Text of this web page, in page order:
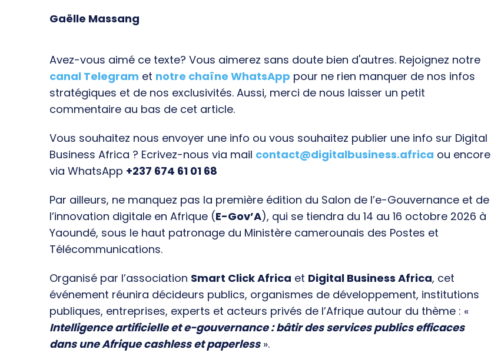
Gaëlle Massang
Avez-vous aimé ce texte? Vous aimerez sans doute bien d'autres. Rejoignez notre
canal Telegram et notre chaîne WhatsApp pour ne rien manquer de nos infos
stratégiques et de nos exclusivités. Aussi, merci de nous laisser un petit
commentaire au bas de cet article.
Vous souhaitez nous envoyer une info ou vous souhaitez publier une info sur Digital
Business Africa ? Ecrivez-nous via mail contact@digitalbusiness.africa ou encore
via WhatsApp +237 674 61 01 68
Par ailleurs, ne manquez pas la première édition du Salon de l’e-Gouvernance et de
l’innovation digitale en Afrique (E-Gov’A), qui se tiendra du 14 au 16 octobre 2026 à
Yaoundé, sous le haut patronage du Ministère camerounais des Postes et
Télécommunications.
Organisé par l’association Smart Click Africa et Digital Business Africa, cet
événement réunira décideurs publics, organismes de développement, institutions
publiques, entreprises, experts et acteurs privés de l’Afrique autour du thème : «
Intelligence artificielle et e-gouvernance : bâtir des services publics efficaces
dans une Afrique cashless et paperless».